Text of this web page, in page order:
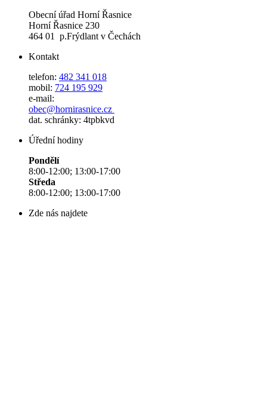
Obecní úřad Horní Řasnice
Horní Řasnice 230
464 01 p.Frýdlant v Čechách
Kontakt
telefon: 482 341 018
mobil: 724 195 929
e-mail:
obec@hornirasnice.cz
dat. schránky: 4tpbkvd
Úřední hodiny
Pondělí
8:00-12:00; 13:00-17:00
Středa
8:00-12:00; 13:00-17:00
Zde nás najdete